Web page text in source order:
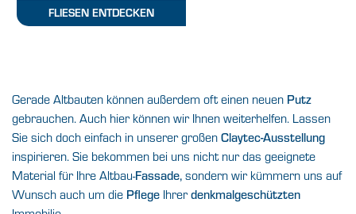
FLIESEN ENTDECKEN
Gerade Altbauten können außerdem oft einen neuen Putz
gebrauchen. Auch hier können wir Ihnen weiterhelfen. Lassen
Sie sich doch einfach in unserer großen Claytec-Ausstellung
inspirieren. Sie bekommen bei uns nicht nur das geeignete
Material für Ihre Altbau-Fassade, sondern wir kümmern uns auf
Wunsch auch um die Pflege Ihrerdenkmalgeschützten